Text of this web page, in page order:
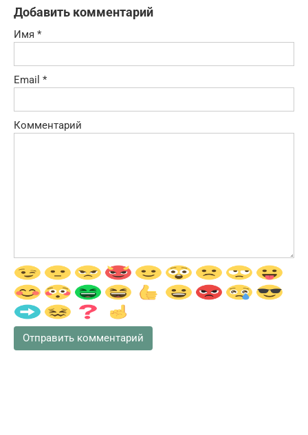
Добавить комментарий
Имя *
Email *
Комментарий